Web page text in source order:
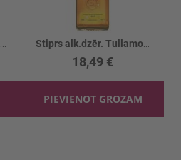
18,49 €
PIEVIENOT GROZAM